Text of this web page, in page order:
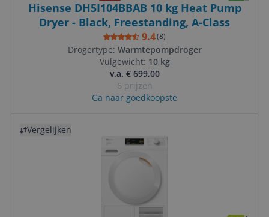
Hisense DH5I104BBAB 10 kg Heat Pump
Dryer - Black, Freestanding, A-Class
9.4(8)
Drogertype: Warmtepompdroger
Vulgewicht: 10 kg
v.a. € 699,00
6 prijzen
Ga naar goedkoopste
Vergelijken